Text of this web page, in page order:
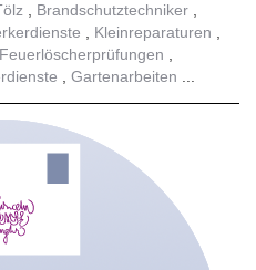
Brandschutztechniker
Kleinreparaturen
Feuerlöscherprüfungen
Gartenarbeiten